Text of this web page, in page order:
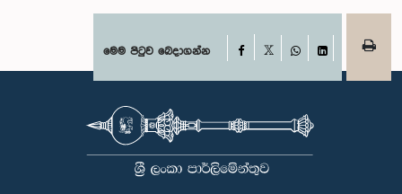
මෙම පිටුව බෙදාගන්න Facebook
WhatsAppLinkedIn